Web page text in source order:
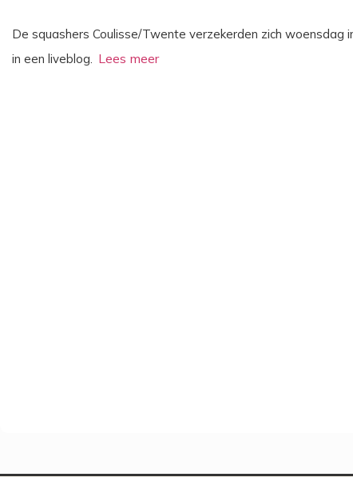
De squashers Coulisse/Twente verzekerden zich
in een liveblog.